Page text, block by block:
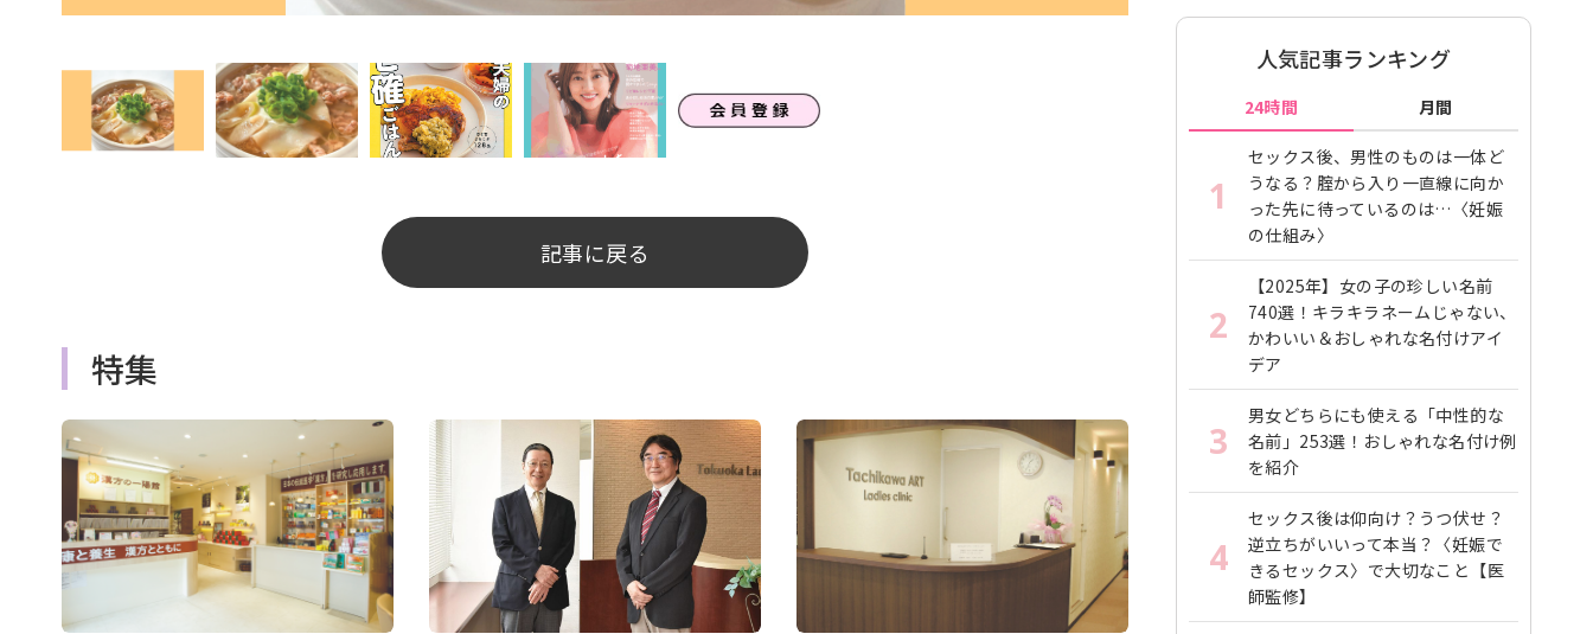
記事に戻る
特集
人気記事ランキング
24時間 月間
1
セックス後、男性のものは一体ど
うなる？腟から入り一直線に向か
った先に待っているのは…〈妊娠
の仕組み〉
2
【2025年】女の子の珍しい名前
740選！キラキラネームじゃない、
かわいい＆おしゃれな名付けアイ
デア
3
男女どちらにも使える「中性的な
名前」253選！おしゃれな名付け例
を紹介
4
セックス後は仰向け？うつ伏せ？
逆立ちがいいって本当？〈妊娠で
きるセックス〉で大切なこと【医
師監修】